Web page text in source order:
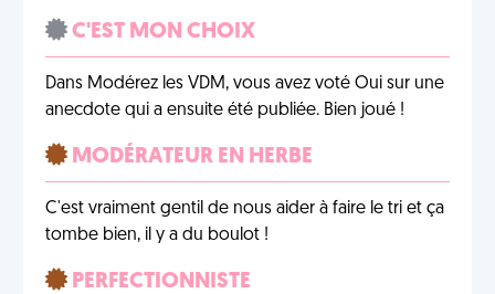
C'EST MON CHOIX
Dans Modérez les VDM, vous avez voté Oui sur une
anecdote qui a ensuite été publiée. Bien joué !
MODÉRATEUR EN HERBE
C'est vraiment gentil de nous aider à faire le tri et ça
tombe bien, il y a du boulot !
PERFECTIONNISTE